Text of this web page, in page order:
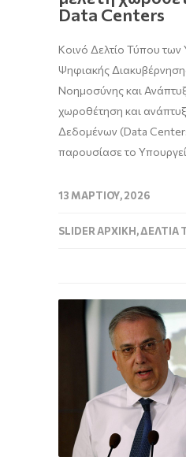
Data Centers
Κοινό Δελτίο Τύπου των
Ψηφιακής
Νοημοσύνης και
χωροθέτηση και
Δεδομένων (Data
παρουσίασε το
13 ΜΑΡΤΊΟΥ, 2026
SLIDER ΑΡΧΙΚΉ,ΔΕΛΤΊΑ